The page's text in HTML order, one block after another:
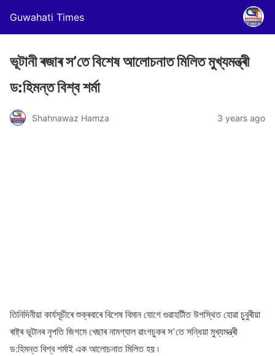
Guwahati Times
ভূটানী ৰজাৰ স’তে বিশেষ আলোচনাত মিলিত মুখ্যমন্ত্ৰী
ড:হিমন্ত বিশ্ব শৰ্মা
Shahnawaz Hamza 3 years ago
তিনিদিনীয়া কাৰ্যসূচীৰে শুক্ৰবাৰে বিশেষ বিমান যোগে গুৱাহাটীত উপস্থিত হোৱা চুবুৰীয়া
ৰাষ্ট্ৰ ভূটানৰ নৃপতি জিগমে খেছাৰ নামগ্যাল ৱাংগচুকৰ স’তে সন্ধিয়া মুখ্যমন্ত্ৰী
ড:হিমন্ত বিশ্ব শৰ্মাই এক আলোচনাত মিলিত হয় ৷